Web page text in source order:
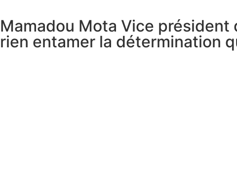
Mamadou Mota Vice président
rien entamer la détermination